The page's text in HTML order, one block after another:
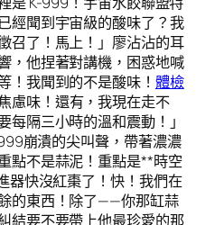
經聞到宇宙級的酸味了？我
召了！馬上！」廖沾沾的耳
，他捏著對講機，困惑地喊
！我聞到的不是酸味！ 體檢
慮味！還有，我現在走不
每隔三小時的溫和震動！」
崩潰的尖叫聲，帶著濃濃
點不是蒜泥！重點是**時空
器快沒紅棗了！快！我們在
的東西！除了——你那缸蒜
結要不要帶上他最珍愛的那